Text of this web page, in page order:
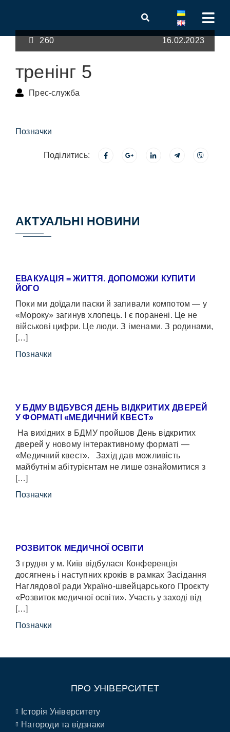
260 16.02.2023
тренінг 5
Прес-служба
Позначки
Поділитись:
АКТУАЛЬНІ НОВИНИ
ЕВАКУАЦІЯ = ЖИТТЯ. ДОПОМОЖИ КУПИТИ
ЙОГО
Поки ми доїдали паски й запивали компотом — у
«Мороку» загинув хлопець. І є поранені. Це не
військові цифри. Це люди. З іменами. З родинами,
[…]
Позначки
У БДМУ ВІДБУВСЯ ДЕНЬ ВІДКРИТИХ ДВЕРЕЙ
У ФОРМАТІ «МЕДИЧНИЙ КВЕСТ»
На вихідних в БДМУ пройшов День відкритих
дверей у новому інтерактивному форматі —
«Медичний квест». Захід дав можливість
майбутнім абітурієнтам не лише ознайомитися з
[…]
Позначки
РОЗВИТОК МЕДИЧНОЇ ОСВІТИ
3 грудня у м. Київ відбулася Конференція
досягнень і наступних кроків в рамках Засідання
Наглядової ради Україно-швейцарського Проєкту
«Розвиток медичної освіти». Участь у заході від
[…]
Позначки
ПРО УНІВЕРСИТЕТ
Історія Університету
Нагороди та відзнаки